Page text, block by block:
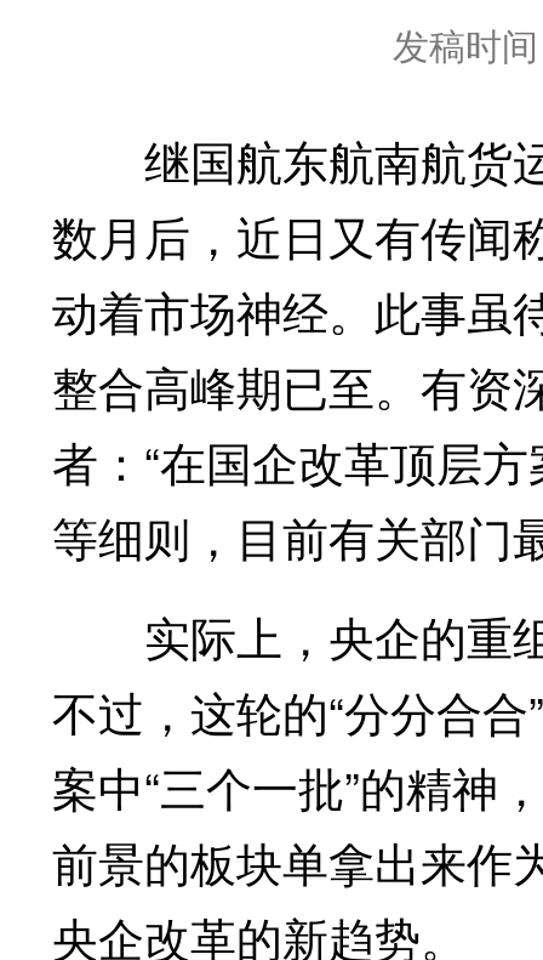
发稿时
继国航东航南航货
数月后，近日又有传闻
动着市场神经。此事虽
整合高峰期已至。有资
者：“在国企改革顶层
等细则，目前有关部门
实际上，央企的重
不过，这轮的“分分合
案中“三个一批”的精神
前景的板块单拿出来作
央企改革的新趋势。